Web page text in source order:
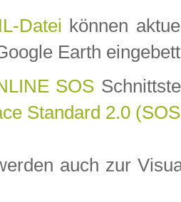
Datei können
Earth
SOS
Standard 2.0
auch zur